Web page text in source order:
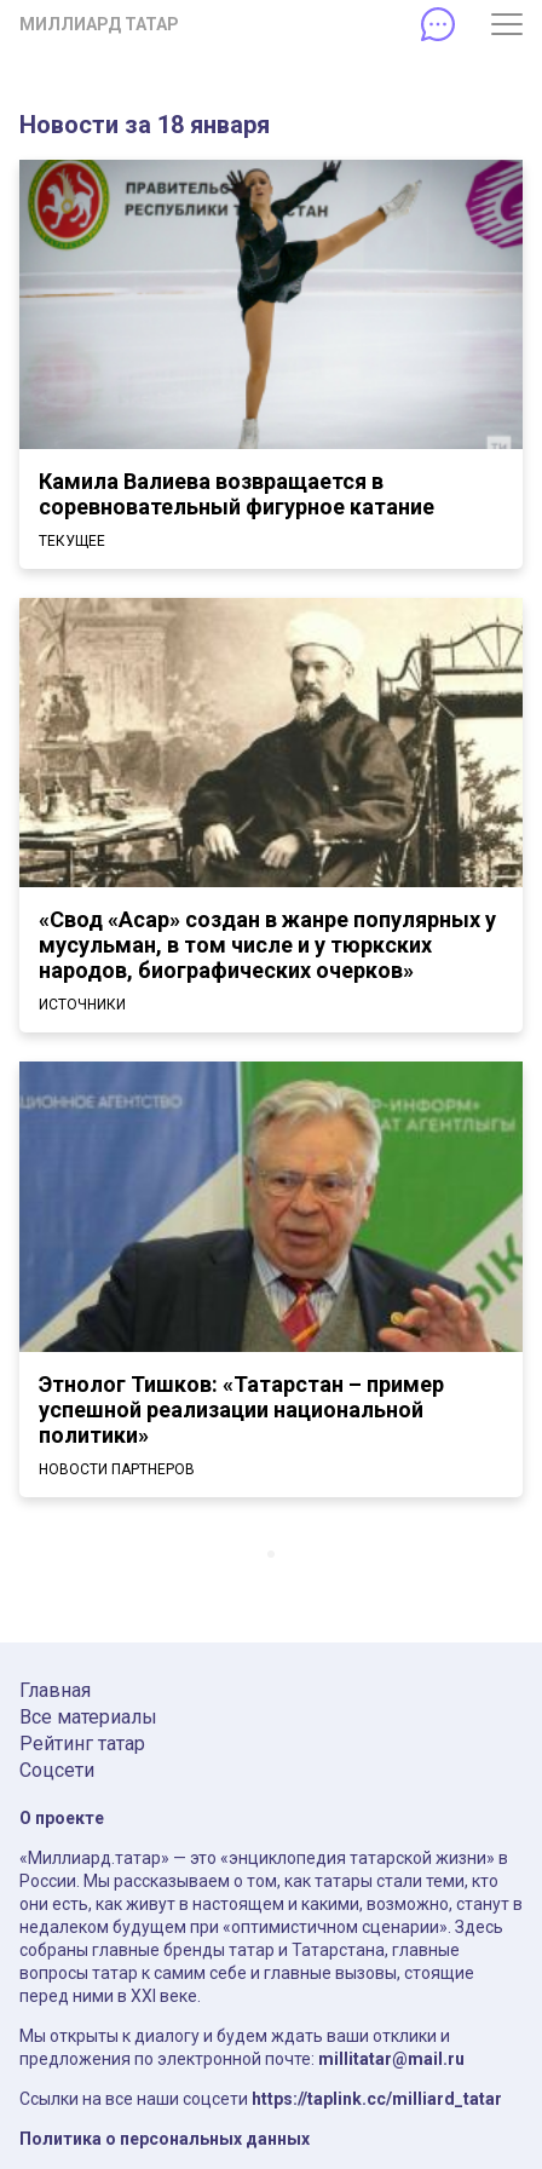
МИЛЛИАРД ТАТАР
Новости за 18 января
Камила Валиева возвращается в
соревновательный фигурное катание
ТЕКУЩЕЕ
«Свод «Асар» создан в жанре популярных у
мусульман, в том числе и у тюркских
народов, биографических очерков»
ИСТОЧНИКИ
Этнолог Тишков: «Татарстан – пример
успешной реализации национальной
политики»
НОВОСТИ ПАРТНЕРОВ
Главная
Все материалы
Рейтинг татар
Соцсети
О проекте
«Миллиард.татар» — это «энциклопедия татарской жизни» в
России. Мы рассказываем о том, как татары стали теми, кто
они есть, как живут в настоящем и какими, возможно, станут в
недалеком будущем при «оптимистичном сценарии». Здесь
собраны главные бренды татар и Татарстана, главные
вопросы татар к самим себе и главные вызовы, стоящие
перед ними в XXI веке.
Мы открыты к диалогу и будем ждать ваши отклики и
предложения по электронной почте: millitatar@mail.ru
Ссылки на все наши соцсети https://taplink.cc/milliard_tatar
Политика о персональных данных